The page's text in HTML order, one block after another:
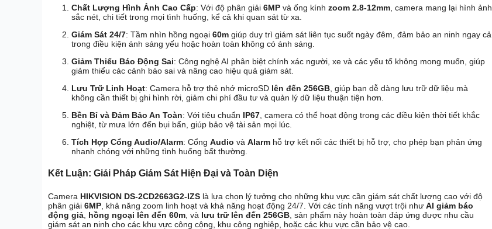
Chất Lượng Hình Ảnh Cao Cấp: Với độ phân giải 6MP và ống kính zoom 2.8-12mm , camera mang lại hình ảnh
sắc nét, chi tiết trong mọi tình huống, kể cả khi quan sát từ xa.
Giám Sát 24/7: Tầm nhìn hồng ngoại 60m giúp duy trì giám sát liên tục suốt ngày đêm, đảm bảo an ninh ngay cả
trong điều kiện ánh sáng yếu hoặc hoàn toàn không có ánh sáng.
Giảm Thiểu Báo Động Sai: Công nghệ AI phân biệt chính xác người, xe và các yếu tố không mong muốn, giúp
giảm thiểu các cảnh báo sai và nâng cao hiệu quả giám sát.
Lưu Trữ Linh Hoạt: Camera hỗ trợ thẻ nhớ microSD lên đến 256GB , giúp bạn dễ dàng lưu trữ dữ liệu mà
không cần thiết bị ghi hình rời, giảm chi phí đầu tư và quản lý dữ liệu thuận tiện hơn.
Bền Bỉ và Đảm Bảo An Toàn: Với tiêu chuẩn IP67 , camera có thể hoạt động trong các điều kiện thời tiết khắc
nghiệt, từ mưa lớn đến bụi bẩn, giúp bảo vệ tài sản mọi lúc.
Tích Hợp Cổng Audio/Alarm: Cổng Audio và Alarm hỗ trợ kết nối các thiết bị hỗ trợ, cho phép bạn phản ứng
nhanh chóng với những tình huống bất thường.
Kết Luận: Giải Pháp Giám Sát Hiện Đại và Toàn Diện
Camera HIKVISION DS-2CD2663G2-IZS là lựa chọn lý tưởng cho những khu vực cần giám sát chất lượng cao với độ
phân giải 6MP , khả năng zoom linh hoạt và khả năng hoạt động 24/7. Với các tính năng vượt trội như AI giảm báo
động giả hồng ngoại lên đến 60m , và lưu trữ lên đến 256GB , sản phẩm này hoàn toàn đáp ứng được nhu cầu
giám sát an ninh cho các khu vực công cộng, khu công nghiệp, hoặc các khu vực cần bảo vệ cao.